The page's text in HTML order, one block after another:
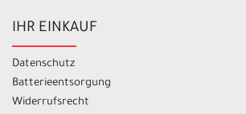
IHR EINKAUF
Datenschutz
Batterieentsorgung
Widerrufsrecht